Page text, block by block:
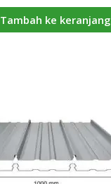
Tambah ke keranjang